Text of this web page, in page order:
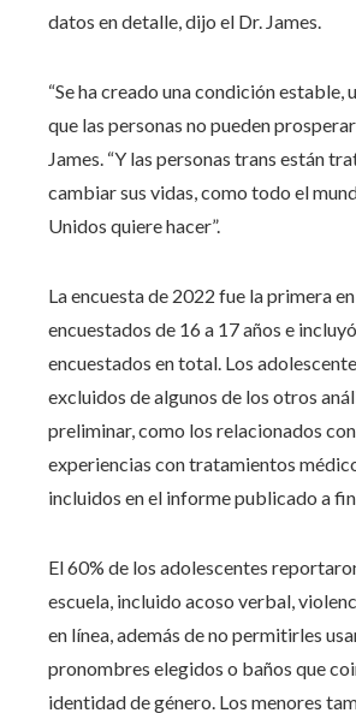
datos en detalle, dijo el Dr. James.
“Se ha creado una condición estable,
que las personas no pueden
James. “Y las personas trans están
cambiar sus vidas, como todo el
Unidos quiere hacer”.
La encuesta de 2022 fue la primera
encuestados de 16 a 17 años e
encuestados en total. Los
excluidos de algunos de los otros
preliminar, como los relacionados con
experiencias con tratamientos
incluidos en el informe publicado a
El 60% de los adolescentes
escuela, incluido acoso verbal,
en línea, además de no permitirles
pronombres elegidos o baños que
identidad de género. Los menores